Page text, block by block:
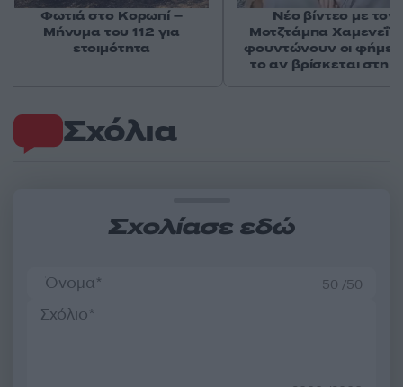
Σχόλια
Σχολίασε εδώ
50 /50
Φωτιά στο Κορωπί –
Μήνυμα του 112 για
ετοιμότητα
Νέο βίντεο με τον
Μοτζτάμπα Χαμενεΐ
φουντώνουν οι φήμες
το αν βρίσκεται στη